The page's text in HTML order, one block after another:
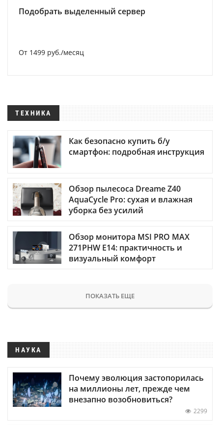
Подобрать выделенный сервер
От 1499 руб./месяц
ТЕХНИКА
Как безопасно купить б/у
смартфон: подробная инструкция
Обзор пылесоса Dreame Z40
AquaCycle Pro: сухая и влажная
уборка без усилий
Обзор монитора MSI PRO MAX
271PHW E14: практичность и
визуальный комфорт
ПОКАЗАТЬ ЕЩЕ
НАУКА
Почему эволюция застопорилась
на миллионы лет, прежде чем
внезапно возобновиться?
2299